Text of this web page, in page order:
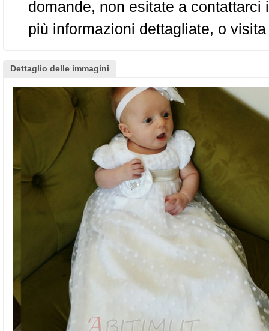
domande, non esitate a
più informazioni dettagliate, o
Dettaglio delle immagini